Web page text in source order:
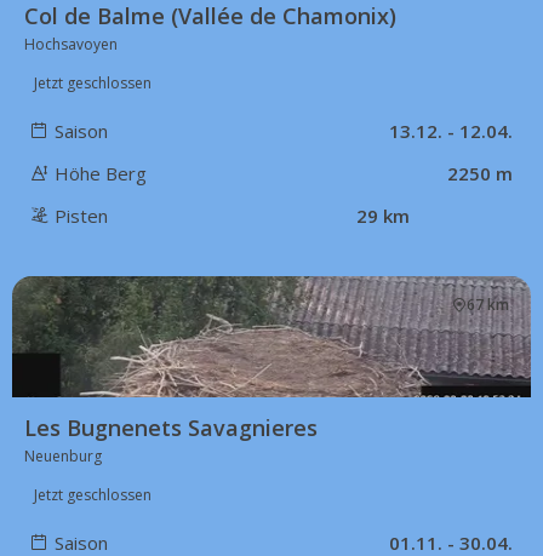
Col de Balme (Vallée de Chamonix)
Hochsavoyen
Jetzt geschlossen
Saison
13.12. - 12.04.
Höhe Berg
2250 m
Pisten
29 km
67 km
Les Bugnenets Savagnieres
Neuenburg
Jetzt geschlossen
Saison
01.11. - 30.04.